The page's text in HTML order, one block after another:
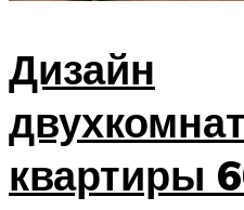
Дизайн
квартиры